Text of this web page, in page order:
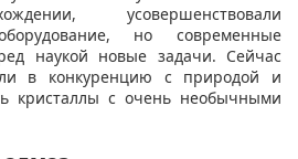
усовершенствовали
но современные
наукой новые задачи. Сейчас
в конкуренцию с природой и
кристаллы с очень необычными